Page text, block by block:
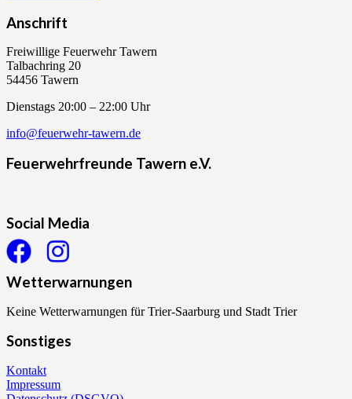
Anschrift
Freiwillige Feuerwehr Tawern
Talbachring 20
54456 Tawern
Dienstags 20:00 – 22:00 Uhr
info@feuerwehr-tawern.de
Feuerwehrfreunde Tawern e.V.
Social Media
Wetterwarnungen
Keine Wetterwarnungen für Trier-Saarburg und Stadt Trier
Sonstiges
Kontakt
Impressum